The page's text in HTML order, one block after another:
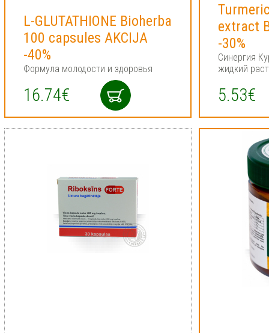
L-GLUTATHIONE Bioherba
100 capsules AKCIJA
-40%
Формула молодости и здоровья
16.74€
extract
-30%
Синергия
жидкий
5.53€